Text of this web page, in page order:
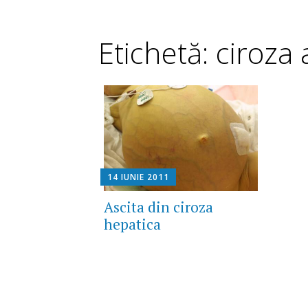
Etichetă: ciroza
14 IUNIE 2011
Ascita din ciroza
hepatica